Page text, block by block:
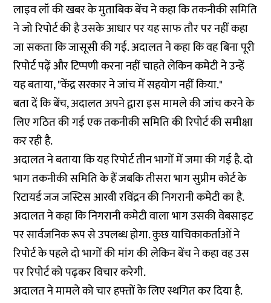
लाइव लॉ की खबर के मुताबिक बेंच ने कहा कि तकनीकी समिति
ने जो रिपोर्ट की है उसके आधार पर यह साफ तौर पर नहीं कहा
जा सकता कि जासूसी की गई. अदालत ने कहा कि वह बिना पूरी
रिपोर्ट पढ़ें और टिप्पणी करना नहीं चाहते लेकिन कमेटी ने उन्हें
यह बताया, "केंद्र सरकार ने जांच में सहयोग नहीं किया."
बता दें कि बेंच, अदालत अपने द्वारा इस मामले की जांच करने के
लिए गठित की गई एक तकनीकी समिति की रिपोर्ट की समीक्षा
कर रही है.
अदालत ने बताया कि यह रिपोर्ट तीन भागों में जमा की गई है. दो
भाग तकनीकी समिति के हैं जबकि तीसरा भाग सुप्रीम कोर्ट के
रिटायर्ड जज जस्टिस आरवी रविंद्रन की निगरानी कमेटी का है.
अदालत ने कहा कि निगरानी कमेटी वाला भाग उसकी वेबसाइट
पर सार्वजनिक रूप से उपलब्ध होगा. कुछ याचिकाकर्ताओं ने
रिपोर्ट के पहले दो भागों की मांग की लेकिन बेंच ने कहा वह उस
पर रिपोर्ट को पढ़कर विचार करेगी.
अदालत ने मामले को चार हफ्तों के लिए स्थगित कर दिया है.